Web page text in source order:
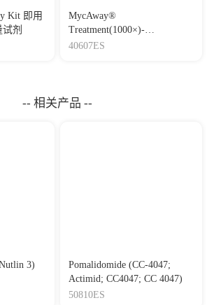
Kit 即用
剂
MycAway®
Treatment(1000×)-
Mycoplasma Elimination
40607ES
-- 相关产品 --
3)
Pomalidomide (CC-4047;
Actimid; CC4047; CC 4047)
50810ES